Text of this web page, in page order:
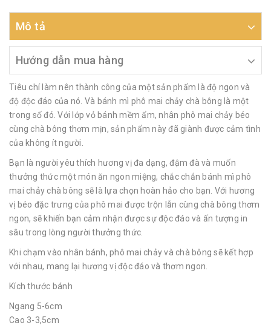
Mô tả
Hướng dẫn mua hàng
Tiêu chí làm nên thành công của một sản phẩm là độ ngon và
độ độc đáo của nó. Và bánh mì phô mai chảy chà bông là một
trong số đó. Với lớp vỏ bánh mềm ẩm, nhân phô mai chảy béo
cùng chà bông thơm mịn, sản phẩm này đã giành được cảm tình
của không ít người.
Bạn là người yêu thích hương vị đa dạng, đậm đà và muốn
thưởng thức một món ăn ngon miệng, chắc chắn bánh mì phô
mai chảy chà bông sẽ là lựa chọn hoàn hảo cho bạn. Với hương
vị béo đặc trưng của phô mai được trộn lẫn cùng chà bông thơm
ngon, sẽ khiến bạn cảm nhận được sự độc đáo và ấn tượng in
sâu trong lòng người thưởng thức.
Khi chạm vào nhân bánh, phô mai chảy và chà bông sẽ kết hợp
với nhau, mang lại hương vị độc đáo và thơm ngon.
Kích thước bánh
Ngang 5-6cm
Cao 3-3,5cm